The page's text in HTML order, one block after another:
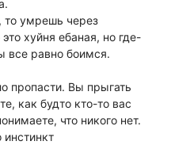
то умрешь через
хуйня ебаная, но где-
все равно боимся.
пропасти. Вы прыгать
как будто кто-то вас
что никого нет.
инстинкт